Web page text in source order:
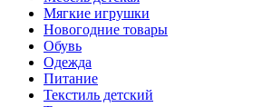
Мягкие игрушки
Новогодние товары
Обувь
Одежда
Питание
Текстиль детский